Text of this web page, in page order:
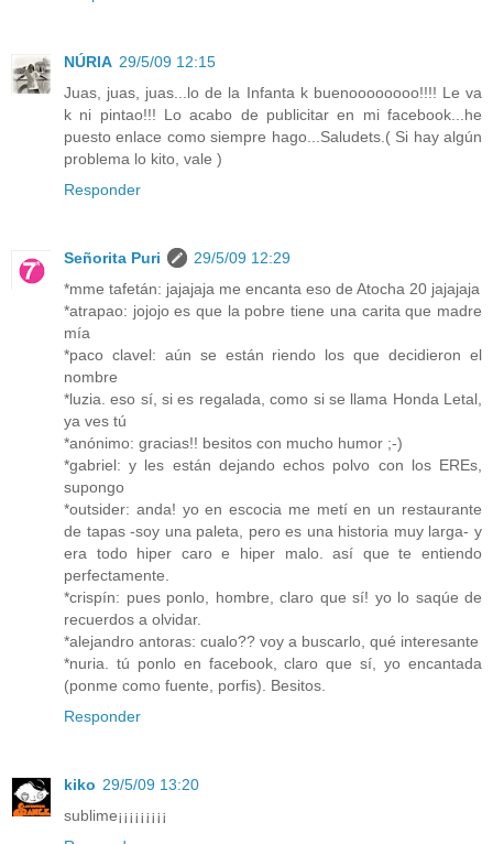
NÚRIA 29/5/09 12:15
Juas, juas, juas...lo de la Infanta k buenoooooooo!!!! Le va
k ni pintao!!! Lo acabo de publicitar en mi facebook...he
puesto enlace como siempre hago...Saludets.( Si hay algún
problema lo kito, vale )
Responder
Señorita Puri
29/5/09 12:29
*mme tafetán: jajajaja me encanta eso de Atocha 20 jajajaja
*atrapao: jojojo es que la pobre tiene una carita que madre
mía
*paco clavel: aún se están riendo los que decidieron el
nombre
*luzia. eso sí, si es regalada, como si se llama Honda Letal,
ya ves tú
*anónimo: gracias!! besitos con mucho humor ;-)
*gabriel: y les están dejando echos polvo con los EREs,
supongo
*outsider: anda! yo en escocia me metí en un restaurante
de tapas -soy una paleta, pero es una historia muy larga- y
era todo hiper caro e hiper malo. así que te entiendo
perfectamente.
*crispín: pues ponlo, hombre, claro que sí! yo lo saqúe de
recuerdos a olvidar.
*alejandro antoras: cualo?? voy a buscarlo, qué interesante
*nuria. tú ponlo en facebook, claro que sí, yo encantada
(ponme como fuente, porfis). Besitos.
Responder
kiko 29/5/09 13:20
sublime¡¡¡¡¡¡¡¡¡